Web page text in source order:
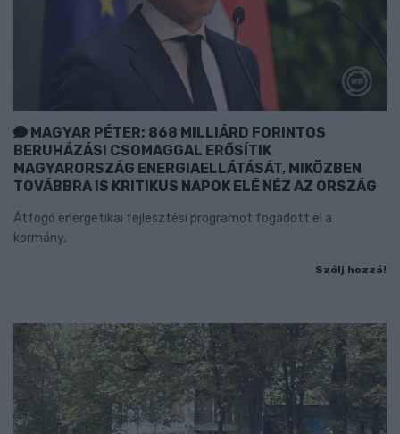
MAGYAR PÉTER: 868 MILLIÁRD FORINTOS
BERUHÁZÁSI CSOMAGGAL ERŐSÍTIK
MAGYARORSZÁG ENERGIAELLÁTÁSÁT, MIKÖZBEN
TOVÁBBRA IS KRITIKUS NAPOK ELÉ NÉZ AZ ORSZÁG
Átfogó energetikai fejlesztési programot fogadott el a
kormány.
Szólj hozzá!